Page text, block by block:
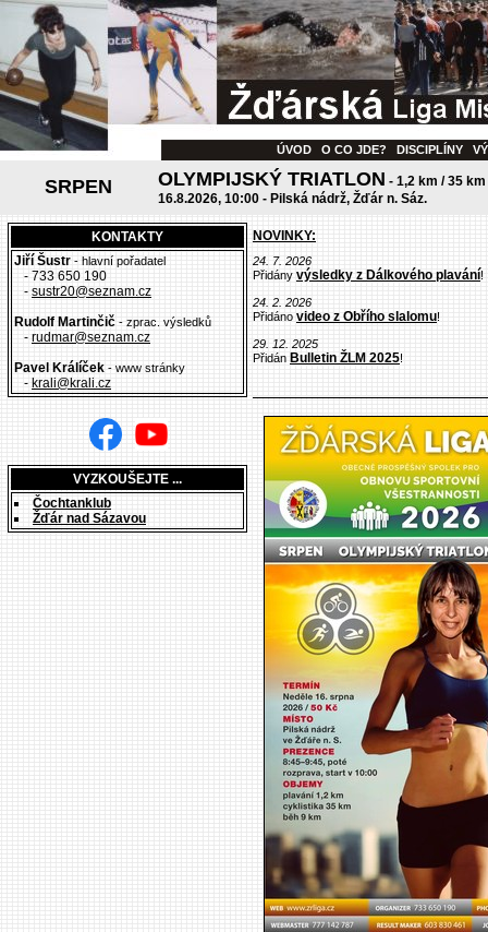
ÚVOD O CO JDE? DISCIPLÍNY
SRPEN OLYMPIJSKÝ TRIATLON - 1,2 km / 35
16.8.2026, 10:00 - Pilská nádrž, Žďár n. Sáz.
KONTAKTY
Jiří Šustr - hlavní pořadatel
- 733 650 190
- sustr20@seznam.cz
Rudolf Martinčič - zprac. výsledků
- rudmar@seznam.cz
Pavel Králíček - www stránky
- krali@krali.cz
VYZKOUŠEJTE ...
Čochtanklub
Žďár nad Sázavou
NOVINKY:
24. 7. 2026
Přidány výsledky z Dálkového plavání!
24. 2. 2026
Přidáno video z Obřího slalomu!
29. 12. 2025
Přidán Bulletin ŽLM 2025!